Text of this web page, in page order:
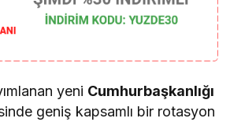
yeni Cumhurbaşkanlığı
geniş kapsamlı bir rotasyon